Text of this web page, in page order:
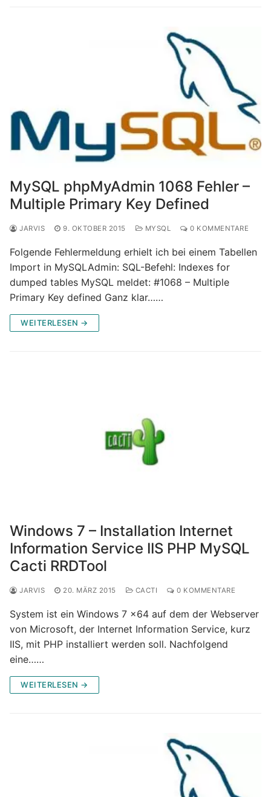
MySQL phpMyAdmin 1068 Fehler –
Multiple Primary Key Defined
JARVIS 9. OKTOBER 2015 MYSQL 0 KOMMENTARE
Folgende Fehlermeldung erhielt ich bei einem Tabellen
Import in MySQLAdmin: SQL-Befehl: Indexes for
dumped tables MySQL meldet: #1068 – Multiple
Primary Key defined Ganz klar……
WEITERLESEN →
Windows 7 – Installation Internet
Information Service IIS PHP MySQL
Cacti RRDTool
JARVIS 20. MÄRZ 2015 CACTI 0 KOMMENTARE
System ist ein Windows 7 x64 auf dem der Webserver
von Microsoft, der Internet Information Service, kurz
IIS, mit PHP installiert werden soll. Nachfolgend
eine……
WEITERLESEN →